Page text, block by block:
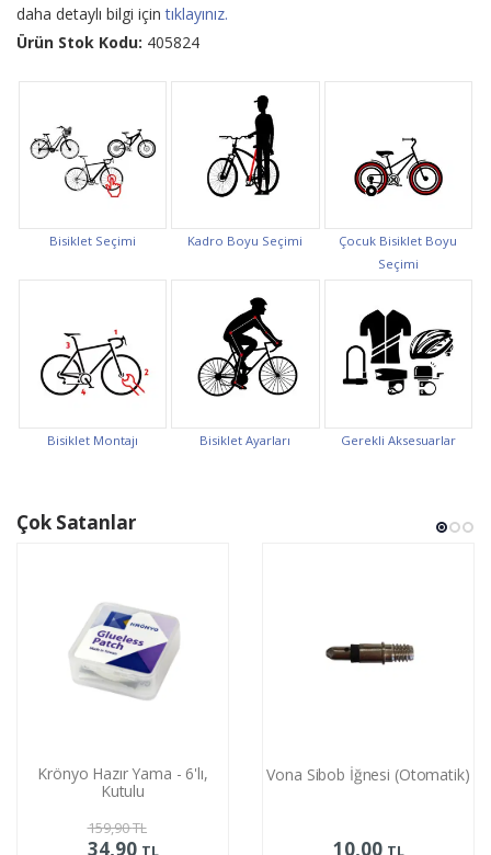
daha detaylı bilgi içintıklayınız.
Ürün Stok Kodu: 405824
Bisiklet Seçimi Kadro Boyu Seçimi
Çocuk Bisiklet Boyu
Seçimi
Bisiklet Montajı Bisiklet Ayarları Gerekli Aksesuarlar
Çok Satanlar
Krönyo Hazır Yama - 6'lı,
Kutulu
159,90TL
34,90 TL
Vona Sibob İğnesi (Otomatik)
10,00 TL